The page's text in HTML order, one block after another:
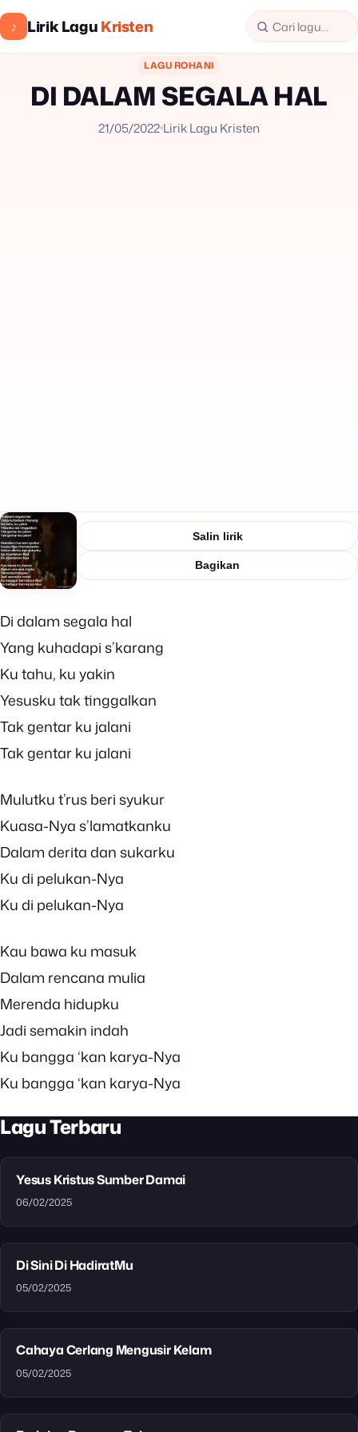
♪ Lirik LaguKristen
LAGU ROHANI
DI DALAM SEGALA HAL
21/05/2022 Lirik Lagu Kristen
Salin lirik
Bagikan
Di dalam segala hal
Yang kuhadapi s’karang
Ku tahu, ku yakin
Yesusku tak tinggalkan
Tak gentar ku jalani
Tak gentar ku jalani
Mulutku t’rus beri syukur
Kuasa-Nya s’lamatkanku
Dalam derita dan sukarku
Ku di pelukan-Nya
Ku di pelukan-Nya
Kau bawa ku masuk
Dalam rencana mulia
Merenda hidupku
Jadi semakin indah
Ku bangga ‘kan karya-Nya
Ku bangga ‘kan karya-Nya
Lagu Terbaru
Yesus Kristus Sumber Damai
06/02/2025
Di Sini Di HadiratMu
05/02/2025
Cahaya Cerlang Mengusir Kelam
05/02/2025